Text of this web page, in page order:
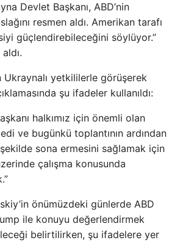
Devlet Başkanı, ABD’nin
resmen aldı. Amerikan tarafı
güçlendirebileceğini söylüyor.”
Ukraynalı yetkililerle görüşerek
şu ifadeler kullanıldı:
halkımız için önemli olan
ve bugünkü toplantının ardından
sona ermesini sağlamak için
çalışma konusunda
önümüzdeki günlerde ABD
ile konuyu değerlendirmek
belirtilirken, şu ifadelere yer